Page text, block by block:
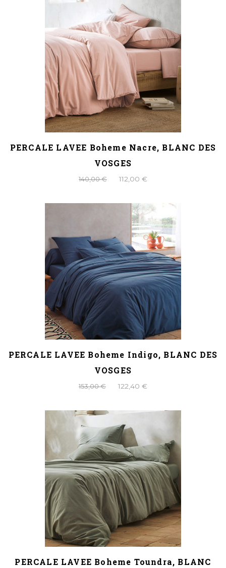
PERCALE LAVEE Boheme Nacre, BLANC DES
VOSGES
140,00 € 112,00 €
PERCALE LAVEE Boheme Indigo, BLANC DES
VOSGES
153,00 € 122,40 €
PERCALE LAVEE Boheme Toundra, BLANC